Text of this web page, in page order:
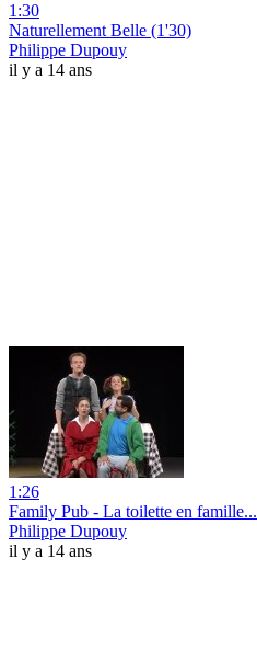
1:30
Naturellement Belle (1'30)
Philippe Dupouy
il y a 14 ans
1:26
Family Pub - La toilette en famille...
Philippe Dupouy
il y a 14 ans